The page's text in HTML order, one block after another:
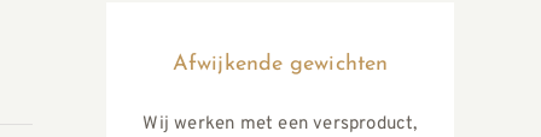
Afwijkende gewichten
Wij werken met een versproduct,